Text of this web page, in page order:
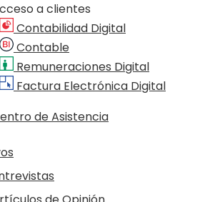
a clientes
Contabilidad Digital
Contable
Remuneraciones Digital
Factura Electrónica Digital
de Asistencia